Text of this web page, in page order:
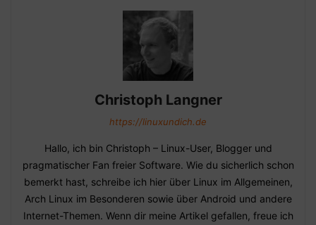
Christoph Langner
https://linuxundich.de
Hallo, ich bin Christoph – Linux-User, Blogger und
pragmatischer Fan freier Software. Wie du sicherlich schon
bemerkt hast, schreibe ich hier über Linux im Allgemeinen,
Arch Linux im Besonderen sowie über Android und andere
Internet-Themen. Wenn dir meine Artikel gefallen, freue ich